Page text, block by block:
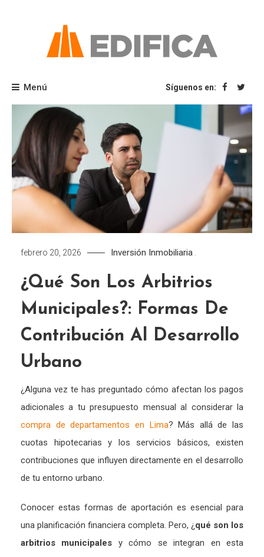
Blog Edifica
Menú Síguenos en:
febrero 20, 2026 Inversión Inmobiliaria
¿Qué Son Los Arbitrios
Municipales?: Formas De
Contribución Al Desarrollo
Urbano
¿Alguna vez te has preguntado cómo afectan los pagos
adicionales a tu presupuesto mensual al considerar la
compra de departamentos en Lima? Más allá de las
cuotas hipotecarias y los servicios básicos, existen
contribuciones que influyen directamente en el desarrollo
de tu entorno urbano.
Conocer estas formas de aportación es esencial para
una planificación financiera completa. Pero, ¿ qué son los
arbitrios municipales y cómo se integran en esta